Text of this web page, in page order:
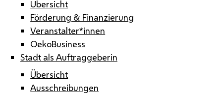
Übersicht
Förderung & Finanzierung
Veranstalter*innen
OekoBusiness
Stadt als Auftraggeberin
Übersicht
Ausschreibungen